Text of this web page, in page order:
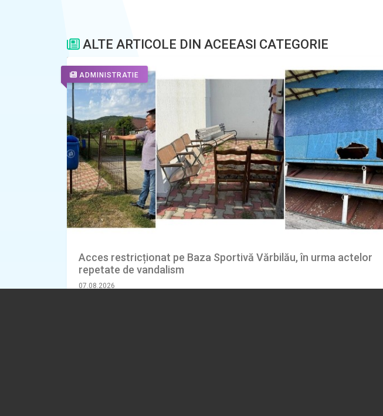
ALTE ARTICOLE DIN ACEEASI CATEGORIE
ADMINISTRATIE
Acces restricționat pe Baza Sportivă Vărbilău, în urma actelor
repetate de vandalism
07.08.2026